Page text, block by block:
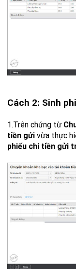
Cách 2: Sinh
1.Trên chứng từ
tiền gửi vừa thực
phiếu chi tiền gửi